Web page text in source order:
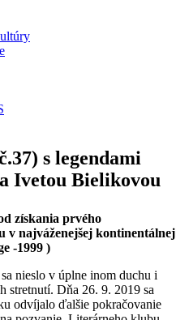
s legendami
Ivetou Bielikovou
získania prvého
v najváženejšej kontinentálnej
-1999 )
nieslo v úplne inom duchu i
stretnutí. Dňa 26. 9. 2019 sa
odvíjalo ďalšie pokračovanie